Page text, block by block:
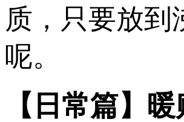
质，只要放到
呢。
【日常篇】